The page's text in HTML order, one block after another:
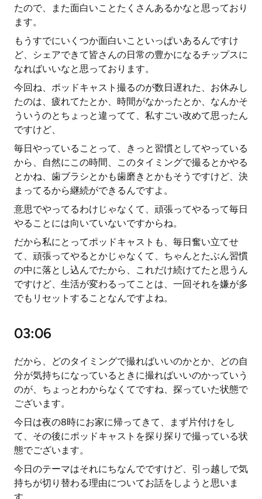
たので、また面白いことたくさんあるかなと思っており
ます。
もうすでにいくつか面白いこといっぱいあるんですけ
ど、シェアできて皆さんの日常の豊かになるチップスに
なればいいなと思っております。
今回ね、ポッドキャスト撮るのが数日遅れた、お休みし
たのは、疲れてたとか、時間がなかったとか、なんかそ
ういうのとちょっと違ってて、私すごい改めて思ったん
ですけど、
毎日やっていることって、きっと習慣としてやっている
から、自然にこの時間、このタイミングで撮るとかやる
とかね、歯ブラシとかも歯磨きとかもそうですけど、決
まってるから継続ができるんですよ。
意思でやってるわけじゃなくて、頑張ってやるって毎日
やることには向いていないですからね。
だから私にとってポッドキャストも、毎日奮い立てせ
て、頑張ってやるとかじゃなくて、ちゃんとたぶん習慣
の中に落とし込んでたから、これだけ続けてたと思うん
ですけど、生活が変わるってことは、一回それを嫌が多
でもリセットすることなんですよね。
03:06
だから、どのタイミングで撮ればいいのかとか、どの自
分が気持ちになっているときに撮ればいいのかっていう
のが、ちょっとわからなくてですね、探っていた状態で
ございます。
今日は夜の8時にお家に帰ってきて、まず片付けをし
て、その後にポッドキャストを探り探りで撮っている状
態でございます。
今日のテーマはそれにちなんでですけど、引っ越しで気
持ちが切り替わる理由についてお話をしようと思いま